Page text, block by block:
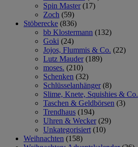
Spin Master (17)
Zoch (59)
Stöberecke (836)
bb Klostermann (132)
Goki (24)
Jojos, Flummis & Co. (22)
Lutz Mauder (189)
moses. (210)
Schenken (32)
Schlüsselanhänger (8)
Slime, Knete, Squishies & Co.
Taschen & Geldbörsen (3)
Trendhaus (194)
Uhren & Wecker (29)
Unkategorisiert (10)
Weihnachten (158)